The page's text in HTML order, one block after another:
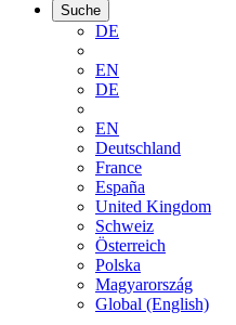
Suche
DE
EN
DE
EN
Deutschland
France
España
United Kingdom
Schweiz
Österreich
Polska
Magyarország
Global (English)